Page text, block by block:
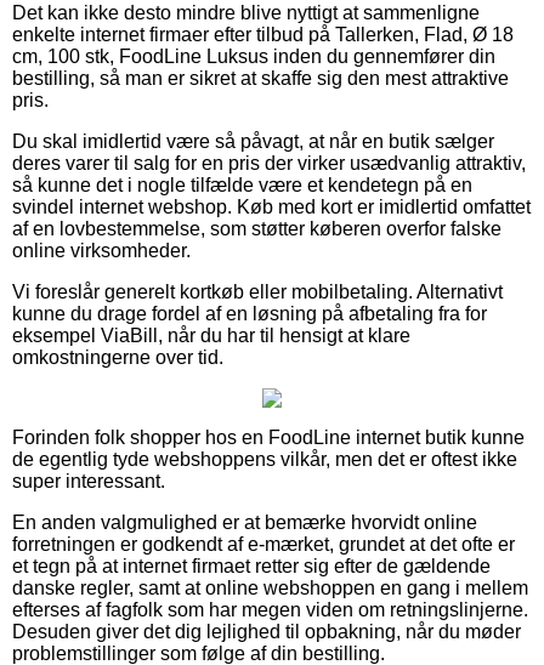
Det kan ikke desto mindre blive nyttigt at sammenligne
enkelte internet firmaer efter tilbud på Tallerken, Flad, Ø 18
cm, 100 stk, FoodLine Luksus inden du gennemfører din
bestilling, så man er sikret at skaffe sig den mest attraktive
pris.
Du skal imidlertid være så påvagt, at når en butik sælger
deres varer til salg for en pris der virker usædvanlig attraktiv,
så kunne det i nogle tilfælde være et kendetegn på en
svindel internet webshop. Køb med kort er imidlertid omfattet
af en lovbestemmelse, som støtter køberen overfor falske
online virksomheder.
Vi foreslår generelt kortkøb eller mobilbetaling. Alternativt
kunne du drage fordel af en løsning på afbetaling fra for
eksempel ViaBill, når du har til hensigt at klare
omkostningerne over tid.
Forinden folk shopper hos en FoodLine internet butik kunne
de egentlig tyde webshoppens vilkår, men det er oftest ikke
super interessant.
En anden valgmulighed er at bemærke hvorvidt online
forretningen er godkendt af e-mærket, grundet at det ofte er
et tegn på at internet firmaet retter sig efter de gældende
danske regler, samt at online webshoppen en gang i mellem
efterses af fagfolk som har megen viden om retningslinjerne.
Desuden giver det dig lejlighed til opbakning, når du møder
problemstillinger som følge af din bestilling.